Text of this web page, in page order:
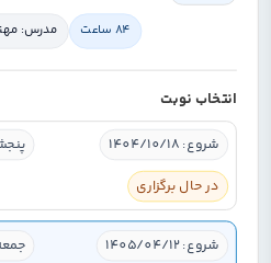
84 ساعت مدرس:
انتخاب نوبت
شروع: 1404/10/18
در حال برگزاری
شروع: 1405/04/12
جمعه 13:30